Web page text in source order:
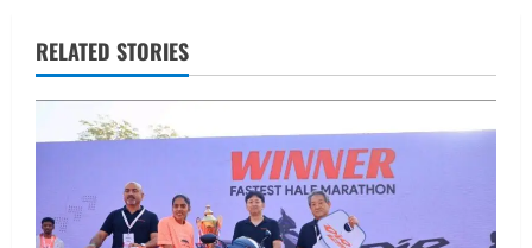
a
v
i
RELATED STORIES